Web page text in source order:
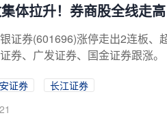
体拉升！券商股全线走
证券(601696)涨停走出2连板
券、广发证券、国金证券跟涨。
证券
长江证券